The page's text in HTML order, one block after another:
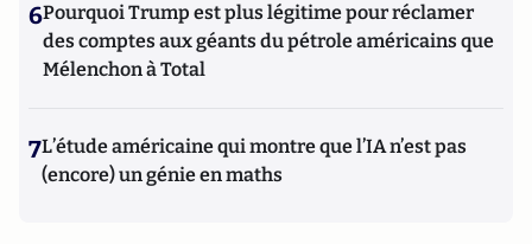
6Pourquoi Trump est plus légitime pour réclamer
des comptes aux géants du pétrole américains que
Mélenchon à Total
7L’étude américaine qui montre que l’IA n’est pas
(encore) un génie en maths